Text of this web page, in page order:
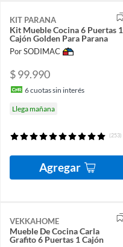
KIT PARANA
Kit Mueble Cocina 6 Puertas 1
Cajón Golden Para Parana
Por SODIMAC
$ 99.990
6cuotas sin interés
Llega mañana
(253)
Agregar
VEKKAHOME
Mueble De Cocina Carla
Grafito 6 Puertas 1 Cajón